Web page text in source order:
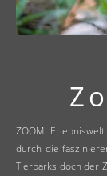
ZOOM Erlebniswelt Gelsenkirchen Erlebniswelt Zoo – eine Weltreise
durch die
Tierparks doch der